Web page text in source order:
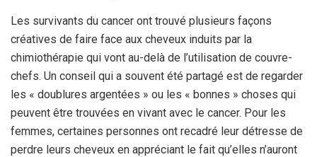
Les survivants du cancer ont trouvé plusieurs façons
créatives de faire face aux cheveux induits par la
chimiothérapie qui vont au-delà de l’utilisation de couvre-
chefs. Un conseil qui a souvent été partagé est de regarder
les « doublures argentées » ou les « bonnes » choses qui
peuvent être trouvées en vivant avec le cancer. Pour les
femmes, certaines personnes ont recadré leur détresse de
perdre leurs cheveux en appréciant le fait qu’elles n’auront